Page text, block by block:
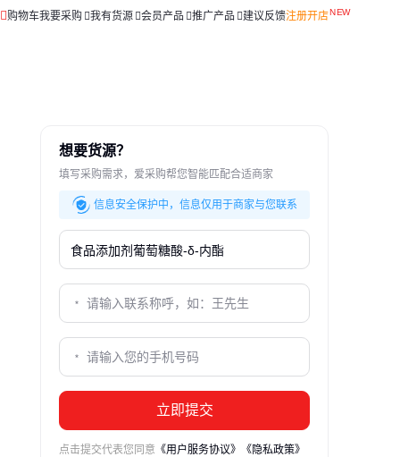
购物车我要采购 我有货源 会员产品 推广产品 建议反馈注册开店
想要货源？
填写采购需求，爱采购帮您智能匹配合适商家
信息安全保护中，信息仅用于商家与您联系
立即提交
点击提交代表您同意 《用户服务协议》 《隐私政策》